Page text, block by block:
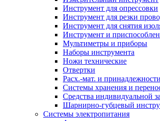
Инструмент для опрессовки
Инструмент для резки
Инструмент для снятия
Инструмент и
Мультиметры и приборы
Наборы инструмента
Ножи технические
Отвертки
Расх.-мат. и
Системы хранения и
Средства индивидуальной
Шарнирно-губцевый
Системы электропитания